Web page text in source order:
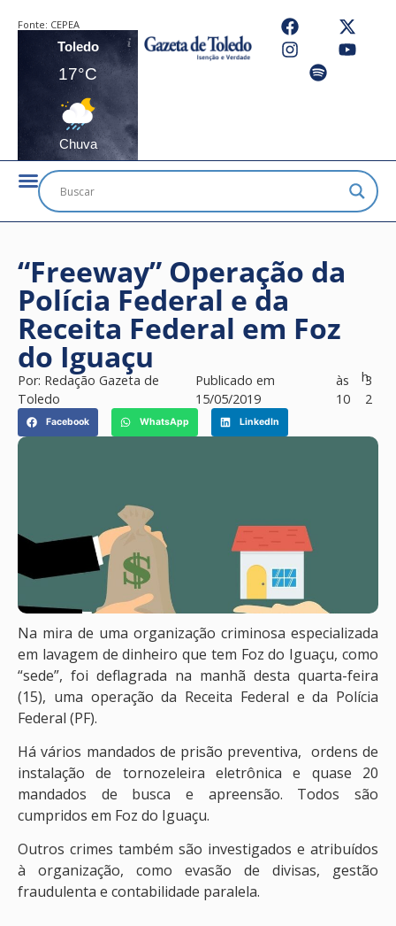
Fonte: CEPEA
Toledo
17°C
Chuva
“Freeway” Operação da
Polícia Federal e da
Receita Federal em Foz
do Iguaçu
Por: Redação Gazeta de
Toledo
Publicado em
15/05/2019
às
10
h3
2
Facebook WhatsApp LinkedIn
Na mira de uma organização criminosa especializada
em lavagem de dinheiro que tem Foz do Iguaçu, como
“sede”, foi deflagrada na manhã desta quarta-feira
(15), uma operação da Receita Federal e da Polícia
Federal (PF).
Há vários mandados de prisão preventiva, ordens de
instalação de tornozeleira eletrônica e quase 20
mandados de busca e apreensão. Todos são
cumpridos em Foz do Iguaçu.
Outros crimes também são investigados e atribuídos
à organização, como evasão de divisas, gestão
fraudulenta e contabilidade paralela.